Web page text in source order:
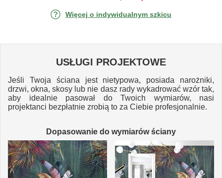
Więcej o indywidualnym szkicu
USŁUGI PROJEKTOWE
Jeśli Twoja ściana jest nietypowa, posiada narożniki,
drzwi, okna, skosy lub nie dasz rady wykadrować wzór tak,
aby idealnie pasował do Twoich wymiarów, nasi
projektanci bezpłatnie zrobią to za Ciebie profesjonalnie.
Dopasowanie do wymiarów ściany